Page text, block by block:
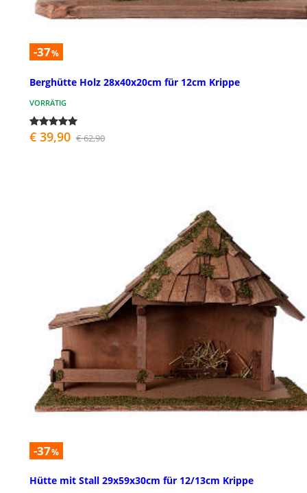
-37%
Berghütte Holz 28x40x20cm für 12cm Krippe
VORRÄTIG
€ 39,90 € 62,90
-37%
Hütte mit Stall 29x59x30cm für 12/13cm Krippe